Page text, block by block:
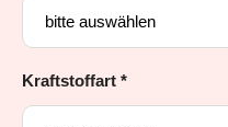
Kraftstoffart *